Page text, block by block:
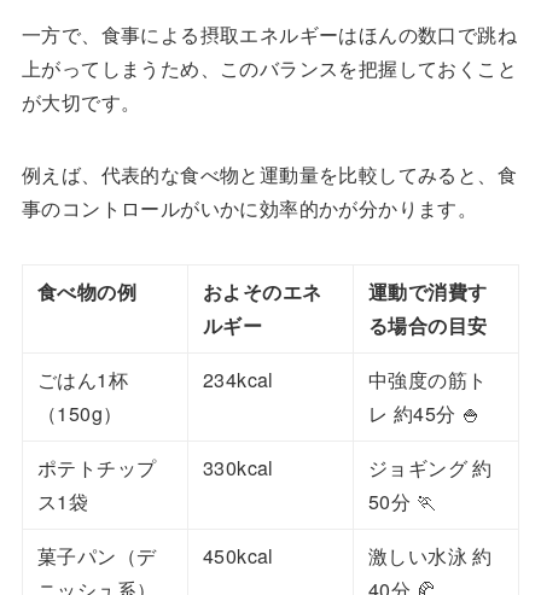
一方で、食事による摂取エネルギーはほんの数口で跳ね
上がってしまうため、このバランスを把握しておくこと
が大切です。
例えば、代表的な食べ物と運動量を比較してみると、食
事のコントロールがいかに効率的かが分かります。
食べ物の例
およそのエネ
ルギー
運動で消費す
る場合の目安
ごはん1杯
（150g）
234kcal
中強度の筋ト
レ 約45分 🍚
ポテトチップ
ス1袋
330kcal
ジョギング 約
50分 🏃
菓子パン（デ
450kcal
激しい水泳 約